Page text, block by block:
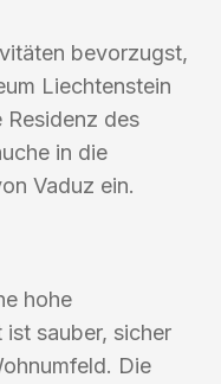
bevorzugst,
Liechtenstein
Residenz des
in die
Vaduz ein.
hohe
sauber, sicher
Die